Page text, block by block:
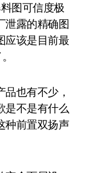
图可信度极
泄露的精确图
应该是目前最
也有不少，
是不是有什么
种前置双扬声